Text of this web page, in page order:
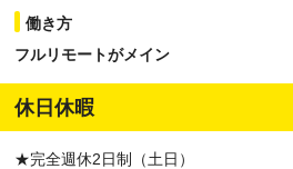
働き方
フルリモートがメイン
休日休暇
★完全週休2日制（土日）